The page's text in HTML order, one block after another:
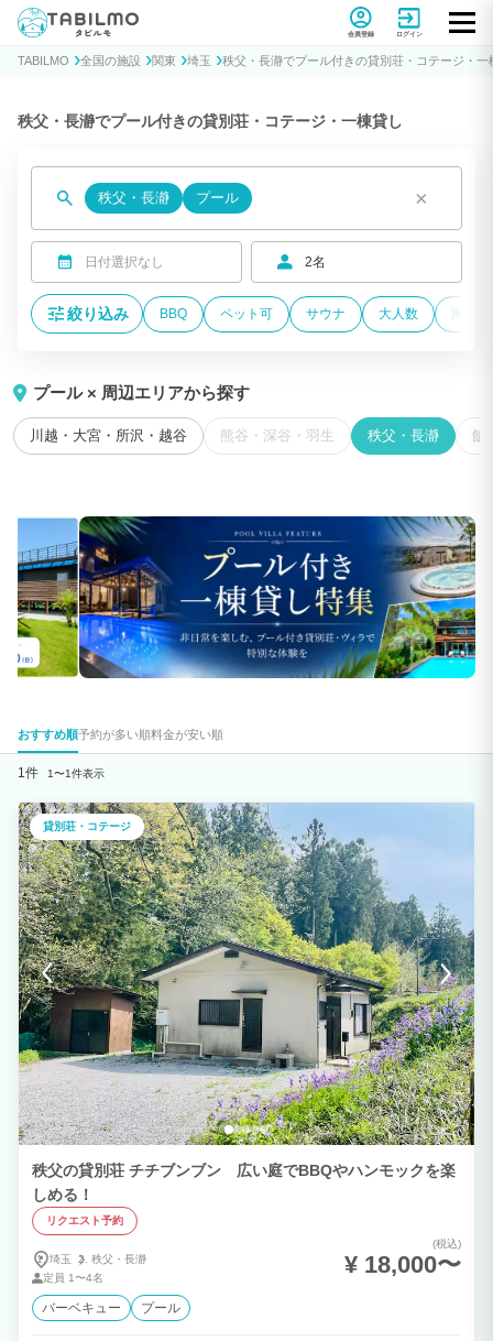
貸別荘コテージ・一棟貸し宿泊予約サイトTABILMO(タビルモ)
会員登録 ログイン
TABILMO 全国の施設 関東 埼玉 秩父・長瀞でプール付きの貸別荘・コテージ・一
秩父・長瀞でプール付きの貸別荘・コテージ・一棟貸し
秩父・長瀞 プール ×
日付選択なし 2名
絞り込み BBQ ペット可 サウナ 大人数 海が
プール × 周辺エリアから探す
川越・大宮・所沢・越谷 熊谷・深谷・羽生 秩父・長瀞 飯
おすすめ順予約が多い順料金が安い順
1件 1〜1件表示
貸別荘・コテージ
秩父の貸別荘 チチブンブン 広い庭でBBQやハンモックを楽
しめる！
リクエスト予約
埼玉 秩父・ 長瀞
定員 1〜4名
(税込)
¥ 18,000〜
バーベキュー プール